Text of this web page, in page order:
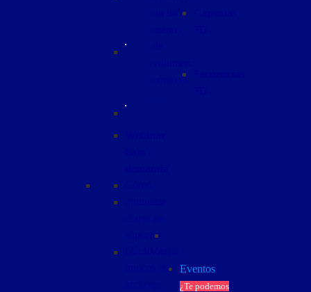
un 94%
cómo el
soportes
Eventos
¿Te podemos